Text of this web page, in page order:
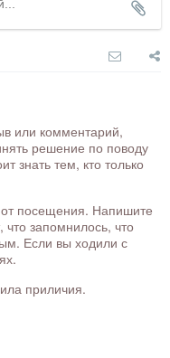
или комментарий,
решение по поводу
знать тем, кто только
посещения. Напишите
запомнилось, что
Если вы ходили с
приличия.